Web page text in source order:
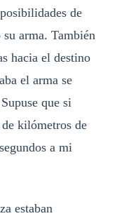
de
arma. También
hacia el destino
el arma se
que si
kilómetros de
a mi
estaban